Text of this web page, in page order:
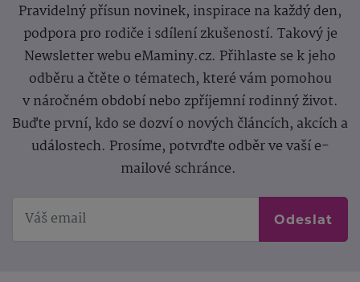
Pravidelný přísun novinek, inspirace na každý den,
podpora pro rodiče i sdílení zkušeností. Takový je
Newsletter webu eMaminy.cz. Přihlaste se k jeho
odběru a čtěte o tématech, které vám pomohou
v náročném období nebo zpříjemní rodinný život.
Buďte první, kdo se dozví o nových článcích, akcích a
událostech. Prosíme, potvrďte odběr ve vaší e-
mailové schránce.
Odeslat